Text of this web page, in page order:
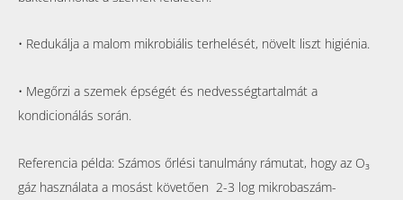
• Redukálja a malom mikrobiális terhelését, növelt liszt higiénia.
• Megőrzi a szemek épségét és nedvességtartalmát a
kondicionálás során.
Referencia példa: Számos őrlési tanulmány rámutat, hogy az O₃
gáz használata a mosást követően 2-3 log mikrobaszám-